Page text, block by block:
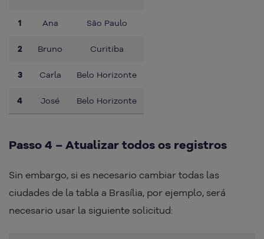
1 Ana São Paulo
2 Bruno Curitiba
3 Carla Belo Horizonte
4 José Belo Horizonte
Passo 4 – Atualizar todos os registros
Sin embargo, si es necesario cambiar todas las
ciudades de la tabla a Brasília, por ejemplo, será
necesario usar la siguiente solicitud: